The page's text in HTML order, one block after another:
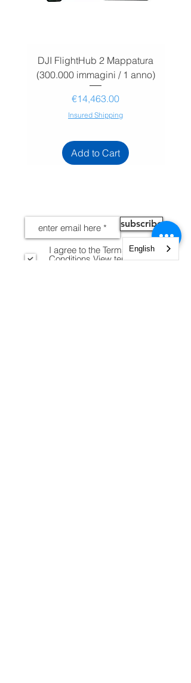
DJI FlightHub 2 Mappatura
(300.000 immagini / 1 anno)
Price
€14,463.00
Insured Shipping
Add to Cart
subscribe
I agree to the Terms and
Conditions View terms of
English